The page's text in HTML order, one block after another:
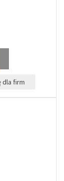
dla firm